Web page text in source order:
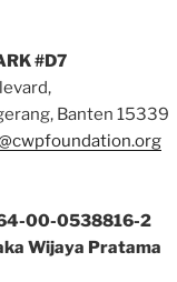
#D7
Banten 15339
00-0538816-2
Wijaya Pratama